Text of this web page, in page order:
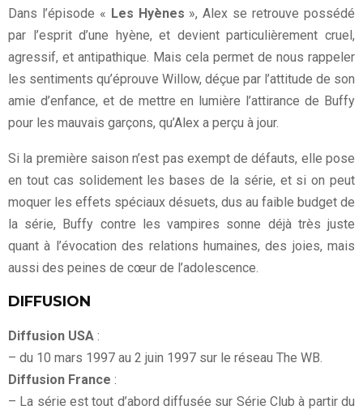
Dans l’épisode « Les Hyènes », Alex se retrouve possédé
par l’esprit d’une hyène, et devient particulièrement cruel,
agressif, et antipathique. Mais cela permet de nous rappeler
les sentiments qu’éprouve Willow, déçue par l’attitude de son
amie d’enfance, et de mettre en lumière l’attirance de Buffy
pour les mauvais garçons, qu’Alex a perçu à jour.
Si la première saison n’est pas exempt de défauts, elle pose
en tout cas solidement les bases de la série, et si on peut
moquer les effets spéciaux désuets, dus au faible budget de
la série, Buffy contre les vampires sonne déjà très juste
quant à l’évocation des relations humaines, des joies, mais
aussi des peines de cœur de l’adolescence.
DIFFUSION
Diffusion USA :
– du 10 mars 1997 au 2 juin 1997 sur le réseau The WB.
Diffusion France :
– La série est tout d’abord diffusée sur Série Club à partir du